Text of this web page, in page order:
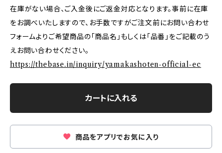
在庫がない場合、ご入金後にご返金対応となります。事前に在庫
をお調べいたしますので、お手数ですがご注文前にお問い合わせ
フォームよりご希望商品の「商品名」もしくは「品番」をご記載のう
えお問い合わせください。
https://thebase.in/inquiry/yamakashoten-official-ec
カートに入れる
商品をアプリでお気に入り